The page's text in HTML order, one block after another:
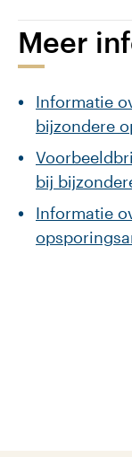
Meer
Informatie
bijzondere
bij
Informatie